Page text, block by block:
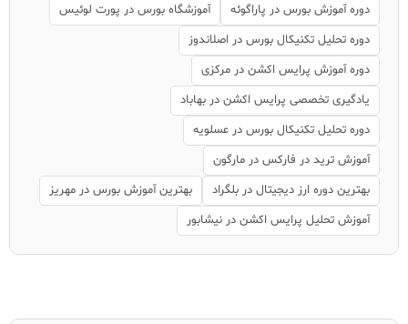
دوره آموزش بورس در پاراگوئه
آموزشگاه بورس در پورت لوئیس
دوره تحلیل تکنیکال بورس در اصلاندوز
دوره آموزش پرایس اکشن در مرکزی
یادگیری تخصصی پرایس اکشن در بهاباد
دوره تحلیل تکنیکال بورس در عسلویه
آموزش ترید در فارکس در مارگون
بهترین دوره ارز دیجیتال در بلگراد
بهترین آموزش بورس در مهریز
آموزش تحلیل پرایس اکشن در نیشابور